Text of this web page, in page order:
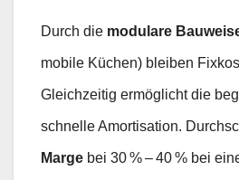
Durch die modulare
mobile Küchen) bleiben
Gleichzeitig ermöglicht die
schnelle Amortisation.
Marge bei 30 % – 40 % bei